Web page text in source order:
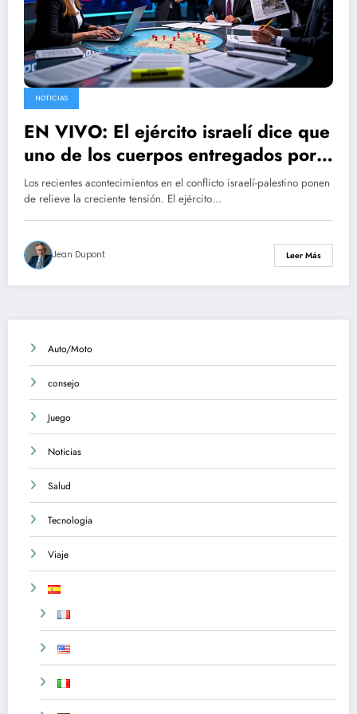
NOTICIAS
EN VIVO: El ejército israelí dice que
uno de los cuerpos entregados por
Hamas no coincide con Shiri Bibas,
mientras que se ha confirmado la
identidad de los otros tres restos.
Los recientes acontecimientos en el conflicto israelí-palestino ponen
de relieve la creciente tensión. El ejército…
Jean Dupont Leer Más
Auto/Moto
consejo
Juego
Noticias
Salud
Tecnologia
Viaje